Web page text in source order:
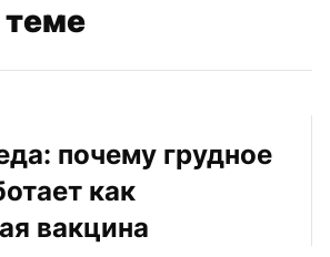
почему грудное
как
вакцина